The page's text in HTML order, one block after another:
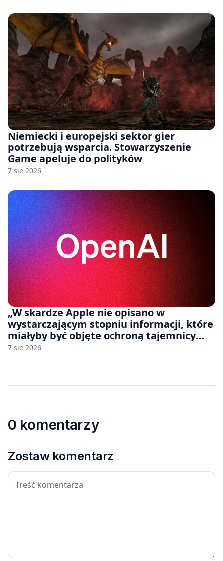
Niemiecki i europejski sektor gier
potrzebują wsparcia. Stowarzyszenie
Game apeluje do polityków
7 sie 2026
„W skardze Apple nie opisano w
wystarczającym stopniu informacji, które
miałyby być objęte ochroną tajemnicy
handlowej”. OpenAI żąda odrzucenia
7 sie 2026
0 komentarzy
Zostaw komentarz